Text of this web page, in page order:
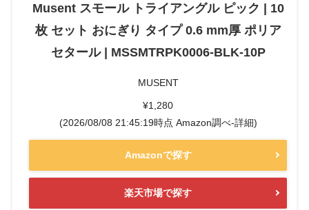
Musent スモール トライアングル ピック | 10
枚 セット おにぎり タイプ 0.6 mm厚 ポリア
セタール | MSSMTRPK0006-BLK-10P
MUSENT
¥1,280
(2026/08/08 21:45:19時点 Amazon調べ-詳細)
Amazonで探す
楽天市場で探す